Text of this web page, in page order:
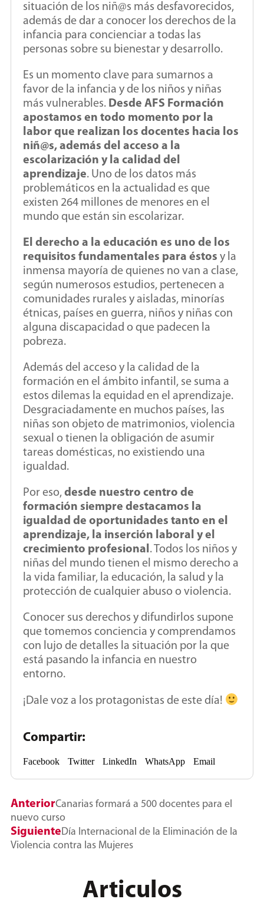
situación de los niñ@s más desfavorecidos,
además de dar a conocer los derechos de la
infancia para concienciar a todas las
personas sobre su bienestar y desarrollo.
Es un momento clave para sumarnos a
favor de la infancia y de los niños y niñas
más vulnerables. Desde AFS Formación
apostamos en todo momento por la
labor que realizan los docentes hacia los
niñ@s, además del acceso a la
escolarización y la calidad del
aprendizaje. Uno de los datos más
problemáticos en la actualidad es que
existen 264 millones de menores en el
mundo que están sin escolarizar.
El derecho a la educación es uno de los
requisitos fundamentales para éstos y la
inmensa mayoría de quienes no van a clase,
según numerosos estudios, pertenecen a
comunidades rurales y aisladas, minorías
étnicas, países en guerra, niños y niñas con
alguna discapacidad o que padecen la
pobreza.
Además del acceso y la calidad de la
formación en el ámbito infantil, se suma a
estos dilemas la equidad en el aprendizaje.
Desgraciadamente en muchos países, las
niñas son objeto de matrimonios, violencia
sexual o tienen la obligación de asumir
tareas domésticas, no existiendo una
igualdad.
Por eso, desde nuestro centro de
formación siempre destacamos la
igualdad de oportunidades tanto en el
aprendizaje, la inserción laboral y el
crecimiento profesional . Todos los niños y
niñas del mundo tienen el mismo derecho a
la vida familiar, la educación, la salud y la
protección de cualquier abuso o violencia.
Conocer sus derechos y difundirlos supone
que tomemos conciencia y comprendamos
con lujo de detalles la situación por la que
está pasando la infancia en nuestro
entorno.
¡Dale voz a los protagonistas de este día!
Compartir:
Facebook Twitter LinkedIn WhatsApp Email
AnteriorCanarias formará a 500 docentes para el
nuevo curso
SiguienteDía Internacional de la Eliminación de la
Violencia contra las Mujeres
Articulos